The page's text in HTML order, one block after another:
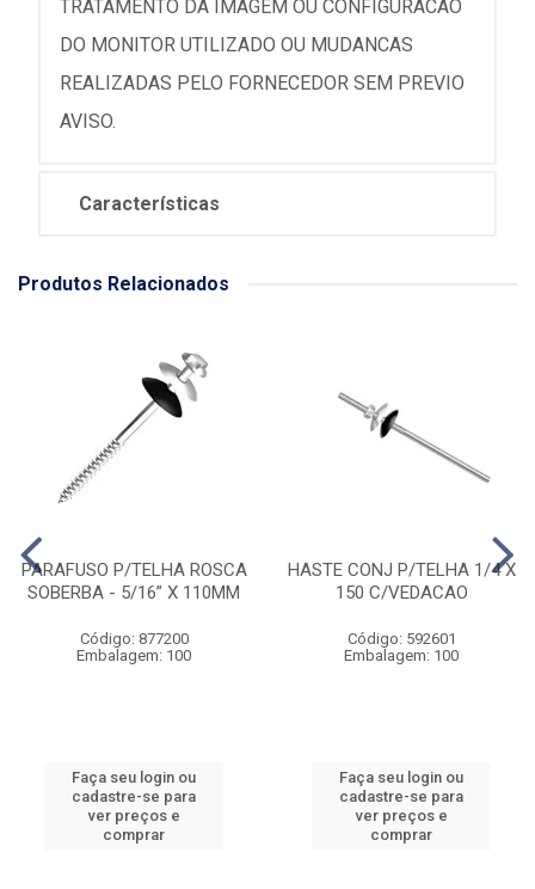
TRATAMENTO DA IMAGEM OU CONFIGURACAO
DO MONITOR UTILIZADO OU MUDANCAS
REALIZADAS PELO FORNECEDOR SEM PREVIO
AVISO.
Características
Produtos Relacionados
PARAFUSO P/TELHA ROSCA
SOBERBA - 5/16” X 110MM
Código: 877200
Embalagem: 100
Faça seu login ou
cadastre-se para
ver preços e
comprar
HASTE CONJ P/TELHA 1/4 X
150 C/VEDACAO
Código: 592601
Embalagem: 100
Faça seu login ou
cadastre-se para
ver preços e
comprar